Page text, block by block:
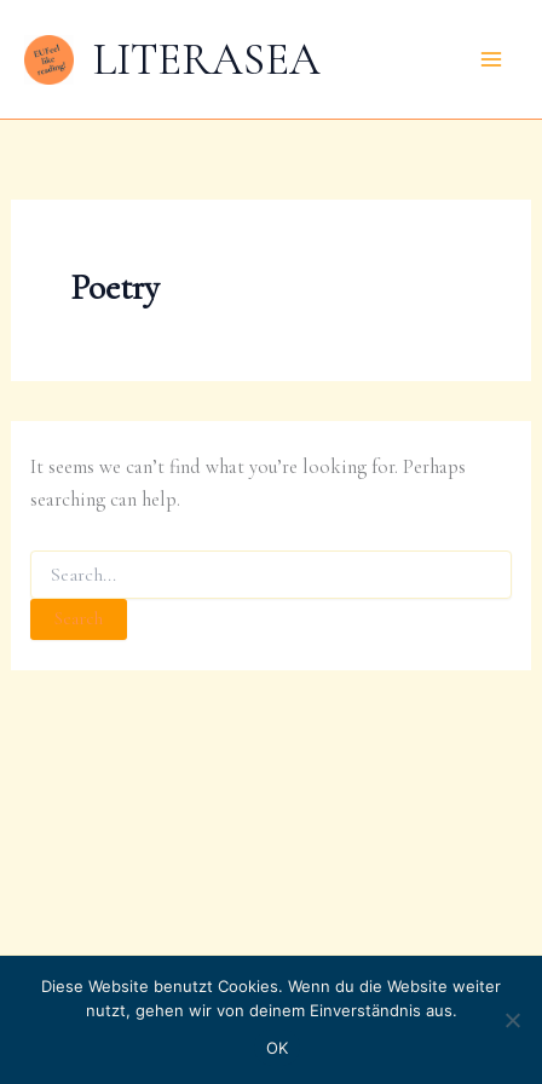
content
LITERASEA
Poetry
It seems we can’t find what you’re looking for. Perhaps
searching can help.
Search
Copyright © 2026 LITERASEA
Diese Website benutzt Cookies. Wenn du die Website weiter
nutzt, gehen wir von deinem Einverständnis aus.
OK